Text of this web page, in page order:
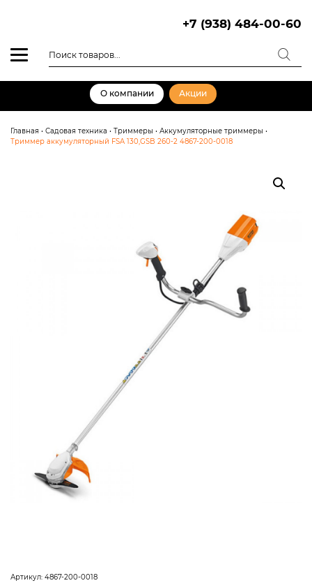
+7 (938) 484-00-60
товаров
О компании Акции
Главная • Садовая техника • Триммеры • Аккумуляторные триммеры •
Триммер аккумуляторный FSA 130,GSB 260-2 4867-200-0018
Артикул: 4867-200-0018